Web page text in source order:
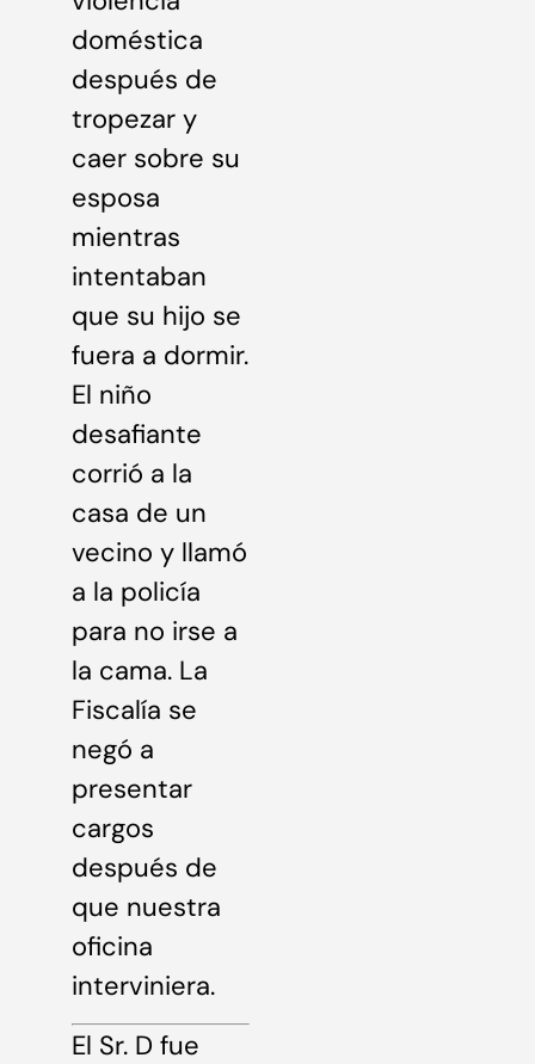
doméstica
después de
tropezar y
caer sobre su
esposa
mientras
intentaban
que su hijo se
fuera a dormir.
El niño
desafiante
corrió a la
casa de un
vecino y llamó
a la policía
para no irse a
la cama. La
Fiscalía se
negó a
presentar
cargos
después de
que nuestra
oficina
interviniera.
El Sr. D fue